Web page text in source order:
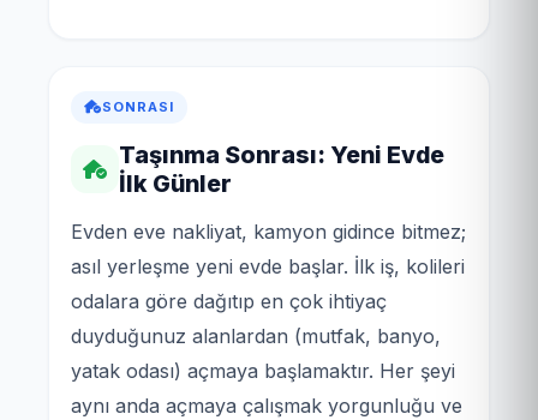
SONRASI
Taşınma Sonrası: Yeni Evde
İlk Günler
Evden eve nakliyat, kamyon gidince bitmez;
asıl yerleşme yeni evde başlar. İlk iş, kolileri
odalara göre dağıtıp en çok ihtiyaç
duyduğunuz alanlardan (mutfak, banyo,
yatak odası) açmaya başlamaktır. Her şeyi
aynı anda açmaya çalışmak yorgunluğu ve